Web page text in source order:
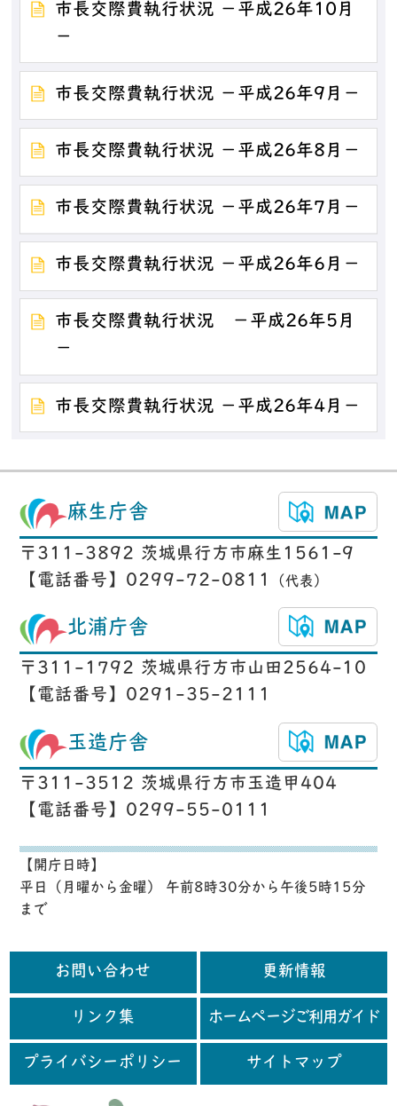
市長交際費執行状況 －平成26年10月
－
市長交際費執行状況 －平成26年9月－
市長交際費執行状況 －平成26年8月－
市長交際費執行状況 －平成26年7月－
市長交際費執行状況 －平成26年6月－
市長交際費執行状況 －平成26年5月
－
市長交際費執行状況 －平成26年4月－
麻生庁舎
〒311-3892 茨城県行方市麻生1561-9
【電話番号】0299-72-0811
（代表）
北浦庁舎
〒311-1792 茨城県行方市山田2564-10
【電話番号】0291-35-2111
玉造庁舎
〒311-3512 茨城県行方市玉造甲404
【電話番号】0299-55-0111
【開庁日時】
平日（月曜から金曜） 午前8時30分から午後5時15分
まで
お問い合わせ 更新情報
リンク集 ホームページご利用ガイド
プライバシーポリシー サイトマップ